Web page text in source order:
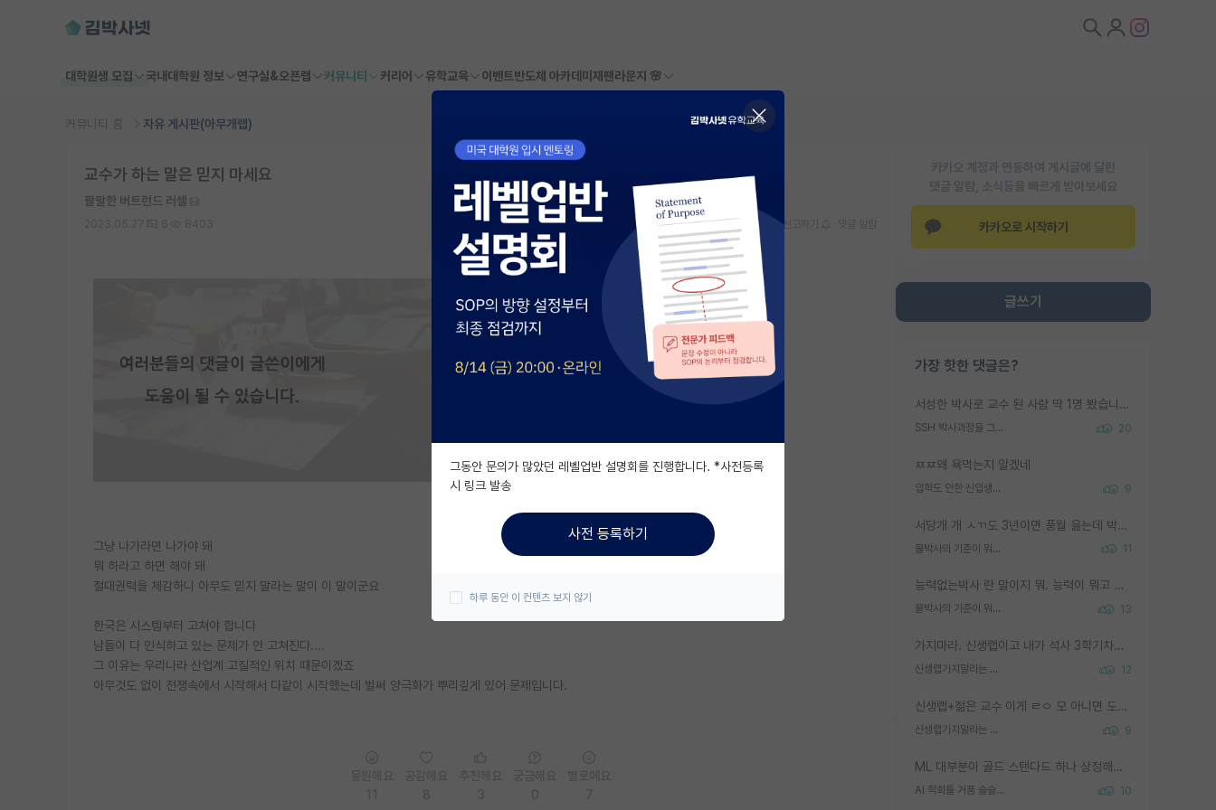
대학원생 모집 국내대학원 정보 연구실&오픈랩 커뮤니티 커리어 유학교육 이벤트반도체 아카데미 재팬라운지 🌸
커뮤니티 홈 자유 게시판(아무개랩)
카카오 계정과 연동하여 게시글에 달린
댓글 알람, 소식등을 빠르게 받아보세요
카카오로 시작하기
글쓰기
가장 핫한 댓글은?
서성한 박사로 교수 된 사람 딱 1명 봤습니다. 근데 지방대 박사로 교수된 거는 기적이 일어나야되요. 서성한 학부부터여도 빡센게 교수임용일텐데 지방대박사로 무슨 교수가 되나요...... 중소기업/중견기업 팀장급/연구소장급이나 될거 같네요.
SSH 박사과정을 그만두고 지방대 박사로 옮기면 교수의 꿈은 끝일까요? 20
ㅉㅉ왜 욕먹는지 알겠네
입학도 안한 신입생이 원래 관심을 받나요 9
서당개 개 ㅅㄲ도 3년이면 풍월 읊는데 박사 5년 이상 대리고 있으면서 물된건 교수 탓 맞는ㄱ게 거기가 서당이 아니란 소리임
물박사의 기준이 뭐임? 11
능력없는박사 란 말이지 뭐. 능력이 뭐고 능력이 있다는게 뭔지는 사람마다 기준이 다르니까 얘기해봐야 서로 자기 기준만 얘기해서 논쟁이 끝이 안나고. 주위에서 능력있고 야심있는 신입생이 교수가 유의미한 피드백을 아예 안주면서 제대로된 과제에 참여해볼 기회도 제공하지 않고 잡일 뺑뺑이만 돌려서 맨날 단순작업만 하면서 밤새다가 눈빛이 점점 죽어가는걸 본 사람은 물박사는 교수탓이라고 하고, 교수는 이것저것 알려도 주고 기회도 주고 사수 동기 붙여주면서 어떻게든 끌고가려고 하는데 본인이 매일 뺀질거리면서 출근 하는둥마는둥 하다가 기껏 와서도 폰이나 쳐다보다가 실험 망치고 저녁약속있어서 먼저 가볼게요~ 하는걸 본 사람은 물박사는 본인탓이라고 함.
물박사의 기준이 뭐임? 13
가지마라. 신생랩이고 내가 석사 3학기차인데 최고참인데 나도 아무것도 모르는데 교수가 후배들 왜 논문 교육 안시키냐. 논문 왜 안 써오냐 닦달한다
신생랩가지말라는 이유가 있었구나 12
신생랩+젊은 교수 이게 ㄹㅇ 모 아니면 도인듯.
신생랩가지말라는 이유가 있었구나 9
ML 대부분이 골드 스탠다드 하나 상정해놓고 (벤치마크 데이터셋이 여러 개면 여러 개 상정) 그거 얼마나 잘 맞추나 싸움임 가끔 번뜩이는 설계 철학을 보여주는 논문들도 있지만 대부분 그거 성적 얼마나 더 올리느라에 혈안이 되어 있는 측면이 잇음
AI 학회들 거품 슬슬 지적이 나오네요 10
교수가 하는 말은 믿지 마세요
팔팔한 버트런드 러셀
스크랩 신고하기
그냥 나가라면 나가야 돼
뭐 하라고 하면 해야 돼
절대권력을 체감하니 아무도 믿지 말라는 말이 이 말이군요
한국은 시스템부터 고쳐야 합니다
남들이 다 인식하고 있는 문제가 안 고쳐진다....
그 이유는 우리나라 산업계 고질적인 위치 때문이겠죠
아무것도 없이 전쟁속에서 시작해서 다같이 시작했는데 벌써 양극화가 뿌리깊게 있어 문제입니다.
그동안 문의가 많았던 레벨업반 설명회를 진행합니다. *사전등록
시 링크 발송
사전 등록하기
하루 동안 이 컨텐츠 보지 않기